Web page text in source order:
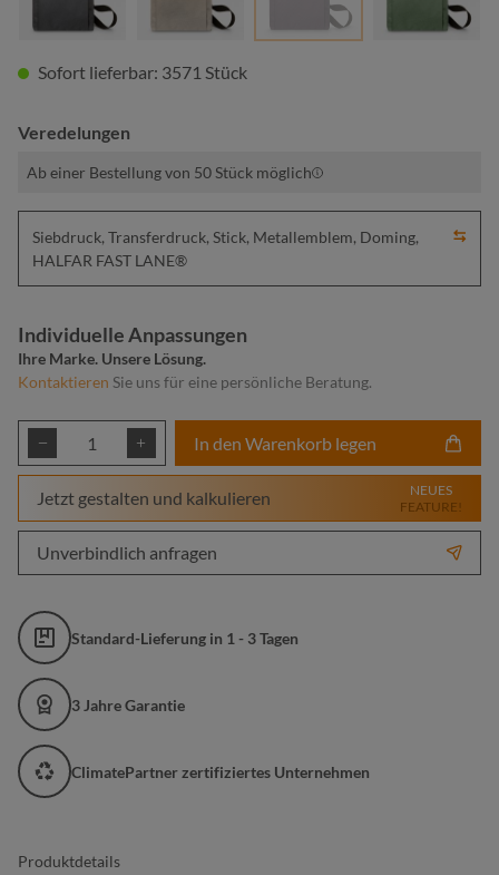
Sofort lieferbar: 3571 Stück
Veredelungen
Ab einer Bestellung von 50 Stück möglich
Siebdruck, Transferdruck, Stick, Metallemblem, Doming,
HALFAR FAST LANE®
Individuelle Anpassungen
Ihre Marke. Unsere Lösung.
Kontaktieren Sie uns für eine persönliche Beratung.
Produkt Anzahl: Gib den gewünschten
In den Warenkorb legen
Jetzt gestalten und kalkulieren
NEUES
FEATURE!
Unverbindlich anfragen
Standard-Lieferung in 1 - 3 Tagen
3 Jahre Garantie
ClimatePartner zertifiziertes Unternehmen
Produktdetails